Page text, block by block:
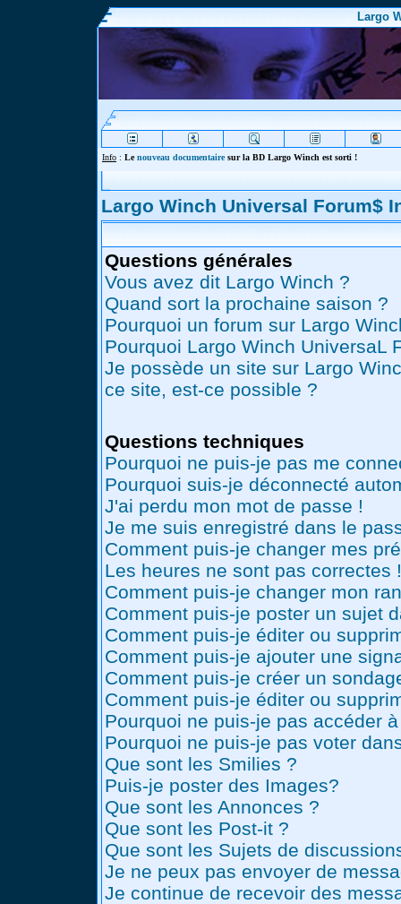
Largo
Info : Lenouveau documentairesur la BD Largo Winch est sorti !
Largo Winch Universal Forum$
Questions générales
Vous avez dit Largo Winch ?
Quand sort la prochaine saison ?
Pourquoi un forum sur Largo
Pourquoi Largo Winch UniversaL
Je possède un site sur Largo
ce site, est-ce possible ?
Questions techniques
Pourquoi ne puis-je pas me
Pourquoi suis-je déconnecté
J'ai perdu mon mot de passe !
Je me suis enregistré dans le
Comment puis-je changer mes
Les heures ne sont pas correctes !
Comment puis-je changer mon
Comment puis-je poster un sujet
Comment puis-je éditer ou
Comment puis-je ajouter une
Comment puis-je créer un
Comment puis-je éditer ou
Pourquoi ne puis-je pas accéder
Pourquoi ne puis-je pas voter
Que sont les Smilies ?
Puis-je poster des Images?
Que sont les Annonces ?
Que sont les Post-it ?
Que sont les Sujets de
Je ne peux pas envoyer de
Je continue de recevoir des